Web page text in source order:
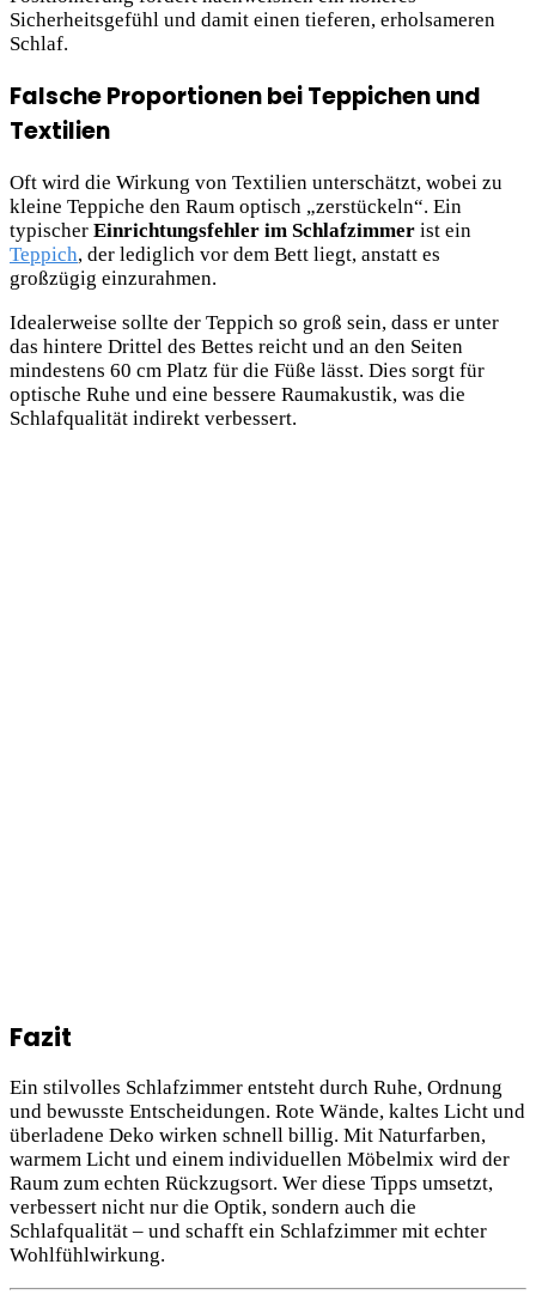
Sicherheitsgefühl und damit einen tieferen, erholsameren
Schlaf.
Falsche Proportionen bei Teppichen und
Textilien
Oft wird die Wirkung von Textilien unterschätzt, wobei zu
kleine Teppiche den Raum optisch „zerstückeln“. Ein
typischer Einrichtungsfehler im Schlafzimmer ist ein
Teppich, der lediglich vor dem Bett liegt, anstatt es
großzügig einzurahmen.
Idealerweise sollte der Teppich so groß sein, dass er unter
das hintere Drittel des Bettes reicht und an den Seiten
mindestens 60 cm Platz für die Füße lässt. Dies sorgt für
optische Ruhe und eine bessere Raumakustik, was die
Schlafqualität indirekt verbessert.
Fazit
Ein stilvolles Schlafzimmer entsteht durch Ruhe, Ordnung
und bewusste Entscheidungen. Rote Wände, kaltes Licht und
überladene Deko wirken schnell billig. Mit Naturfarben,
warmem Licht und einem individuellen Möbelmix wird der
Raum zum echten Rückzugsort. Wer diese Tipps umsetzt,
verbessert nicht nur die Optik, sondern auch die
Schlafqualität – und schafft ein Schlafzimmer mit echter
Wohlfühlwirkung.